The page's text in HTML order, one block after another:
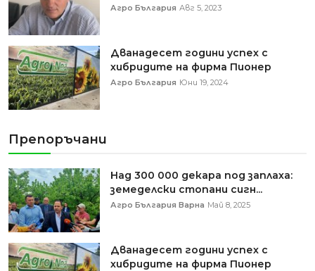
Агро България Авг 5, 2023
Дванадесет години успех с
хибридите на фирма Пионер
Агро България Юни 19, 2024
Препоръчани
Над 300 000 декара под заплаха:
земеделски стопани сигн...
Агро България Варна Май 8, 2025
Дванадесет години успех с
хибридите на фирма Пионер